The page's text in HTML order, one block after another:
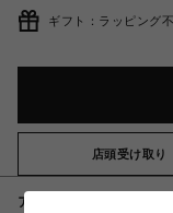
ギフト：ラッピング
店頭受け取り
アイテム説明 / 素材